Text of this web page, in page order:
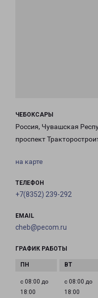
ЧЕБОКСАРЫ
Россия, Чувашская
проспект
на карте
ТЕЛЕФОН
+7(8352) 239-292
EMAIL
cheb@pecom.ru
ГРАФИК РАБОТЫ
с 08:00 до
18:00
с 08:00 до
18:00